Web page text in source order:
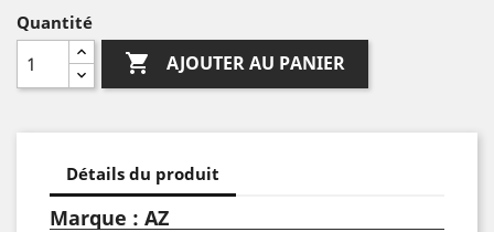
Quantité
 AJOUTER AU PANIER
Détails du produit
Marque : AZ